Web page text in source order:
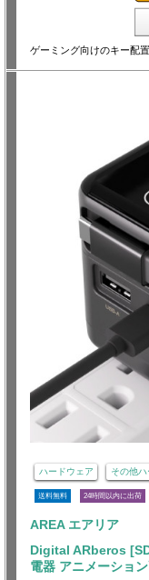
ゲーミング向けのキー配
ハードウェア その他
送料無料 24時間以内に出荷
AREA エアリア
Digital ARberos
電器 アニメーショ